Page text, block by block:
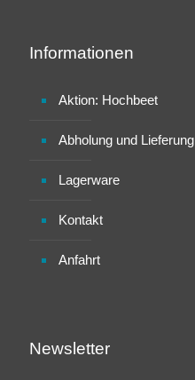
Informationen
Aktion: Hochbeet
Abholung und Lieferung
Lagerware
Kontakt
Anfahrt
Newsletter